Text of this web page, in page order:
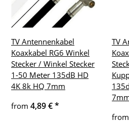
TV Antennenkabel
Koaxkabel RG6 Winkel
Stecker / Winkel Stecker
1-50 Meter 135dB HD
4K 8k HQ 7mm
from 4,89 €*
TV